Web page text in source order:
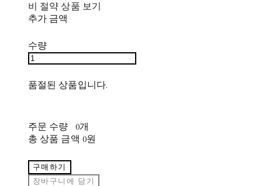
비 절약 상품 보기
추가 금액
수량
품절된 상품입니다.
주문 수량
0개
총 상품 금액 0원
구매하기
장바구니에 담기